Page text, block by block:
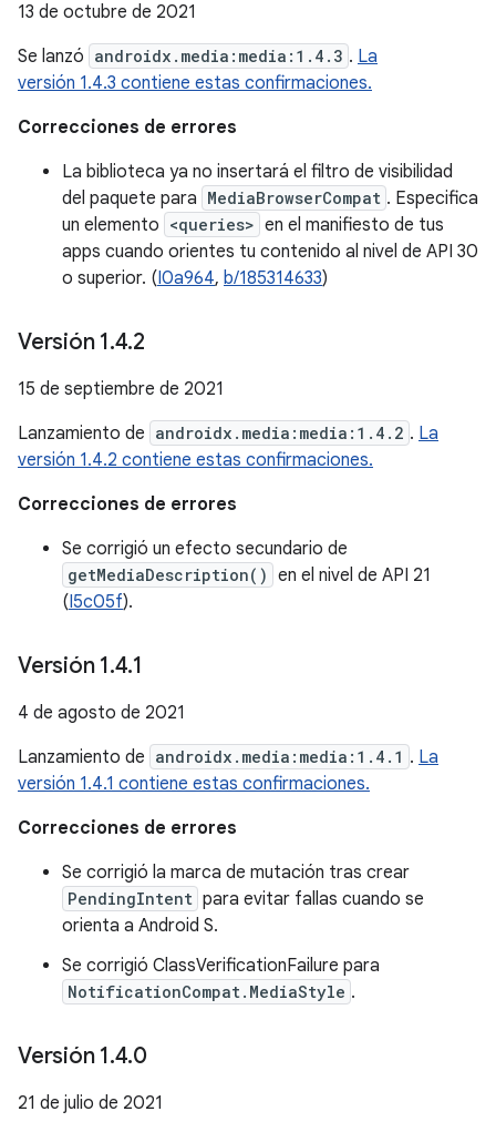
13 de octubre de 2021
Se lanzó androidx.media:media:1.4.3 . La
versión 1.4.3 contiene estas confirmaciones.
Correcciones de errores
La biblioteca ya no insertará el filtro de visibilidad
del paquete para MediaBrowserCompat . Especifica
un elemento <queries> en el manifiesto de tus
apps cuando orientes tu contenido al nivel de API 30
o superior. (I0a964, b/185314633)
Versión 1.4.2
15 de septiembre de 2021
Lanzamiento de androidx.media:media:1.4.2 . La
versión 1.4.2 contiene estas confirmaciones.
Correcciones de errores
Se corrigió un efecto secundario de
getMediaDescription() en el nivel de API 21
(I5c05f).
Versión 1.4.1
4 de agosto de 2021
Lanzamiento de androidx.media:media:1.4.1 . La
versión 1.4.1 contiene estas confirmaciones.
Correcciones de errores
Se corrigió la marca de mutación tras crear
PendingIntent para evitar fallas cuando se
orienta a Android S.
Se corrigió ClassVerificationFailure para
NotificationCompat.MediaStyle .
Versión 1.4.0
21 de julio de 2021